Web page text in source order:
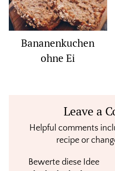
Bananenkuchen
ohne Ei
InteractionsLeave a
Helpful comments
recipe or
Bewerte diese Idee